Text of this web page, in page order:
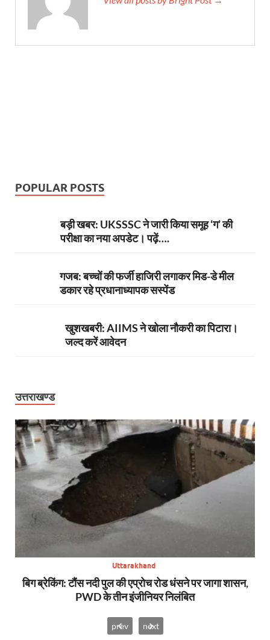
POPULAR POSTS
बड़ी खबर: UKSSSC ने जारी किया समूह ‘ग’ की
परीक्षा का नया अपडेट। पढ़ें….
गजब: बच्चों की फर्जी हाजिरी लगाकर मिड-डे मील
डकार रहे प्रधानाध्यापक सस्पेंड
खुशखबरी: AIIMS ने खोला नौकरी का पिटारा।
जल्द करें आवेदन
उत्तराखण्ड
Uttarakhand
बिग ब्रेकिंग: टौंस नदी पुल की एप्रोच रोड धंसने पर जागा शासन,
PWD के तीन इंजीनियर निलंबित
prev next